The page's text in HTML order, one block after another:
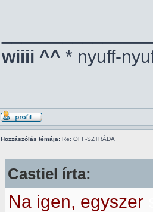
wiiii ^^ * nyuff-
Hozzászólás témája: Re: OFF-SZTRÁDA
Castiel írta:
Na igen, egyszer